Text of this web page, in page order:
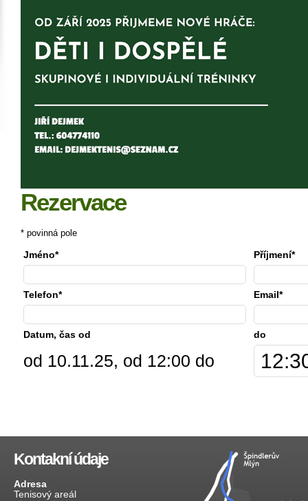
Rezervace
* povinná pole
Jméno* Příjmení*
Telefon* Email*
Datum, čas od do
od 10.11.25, od 12:00 do
Kontakní údaje
Adresa
Tenisový areál